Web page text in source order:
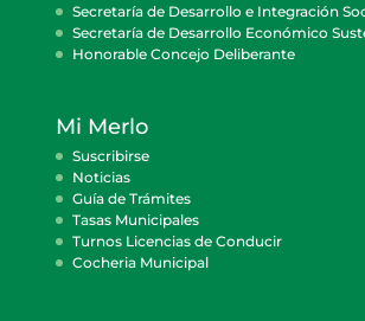
Secretaría de Desarrollo e Integración
Secretaría de Desarrollo Económico
Honorable Concejo Deliberante
Mi Merlo
Suscribirse
Noticias
Guía de Trámites
Tasas Municipales
Turnos Licencias de Conducir
Cocheria Municipal